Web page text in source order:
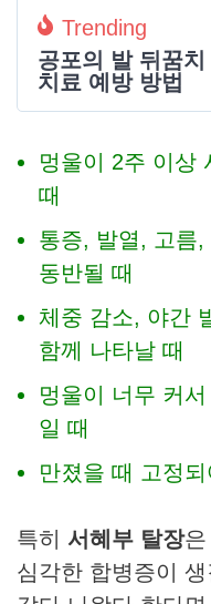
Trending
공포의 발 뒤꿈
치료 예방 방법
멍울이 2주 이상
때
통증, 발열, 고름,
동반될 때
체중 감소, 야간
함께 나타날 때
멍울이 너무 커
일 때
만졌을 때 고정
특히 서혜부 탈장은
심각한 합병증이